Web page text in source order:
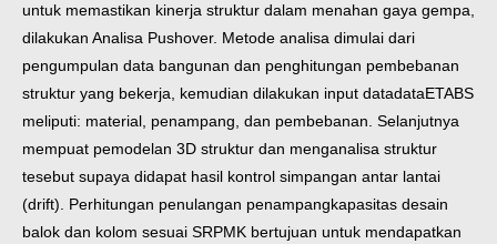
untuk memastikan kinerja struktur dalam menahan gaya gempa,
dilakukan Analisa Pushover. Metode analisa dimulai dari
pengumpulan data bangunan dan penghitungan pembebanan
struktur yang bekerja, kemudian dilakukan input datadataETABS
meliputi: material, penampang, dan pembebanan. Selanjutnya
mempuat pemodelan 3D struktur dan menganalisa struktur
tesebut supaya didapat hasil kontrol simpangan antar lantai
(drift). Perhitungan penulangan penampangkapasitas desain
balok dan kolom sesuai SRPMK bertujuan untuk mendapatkan